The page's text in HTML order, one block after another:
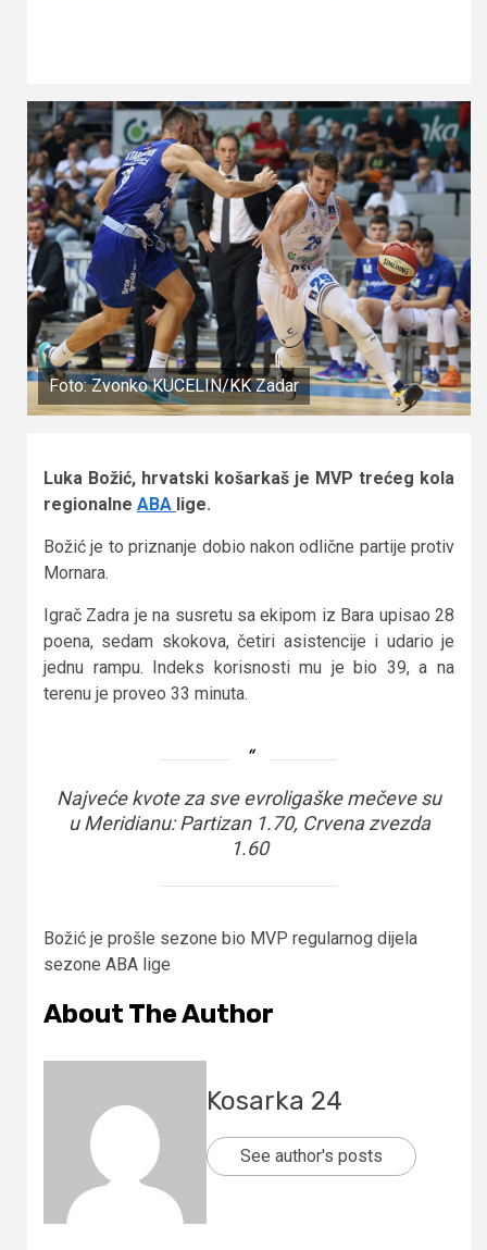
Foto: Zvonko KUCELIN/KK Zadar
Luka Božić, hrvatski košarkaš je MVP trećeg kola
regionalne ABA lige.
Božić je to priznanje dobio nakon odlične partije protiv
Mornara.
Igrač Zadra je na susretu sa ekipom iz Bara upisao 28
poena, sedam skokova, četiri asistencije i udario je
jednu rampu. Indeks korisnosti mu je bio 39, a na
terenu je proveo 33 minuta.
Najveće kvote za sve evroligaške mečeve su
u Meridianu: Partizan 1.70, Crvena zvezda
1.60
Božić je prošle sezone bio MVP regularnog dijela
sezone ABA lige
About The Author
Kosarka 24
See author's posts